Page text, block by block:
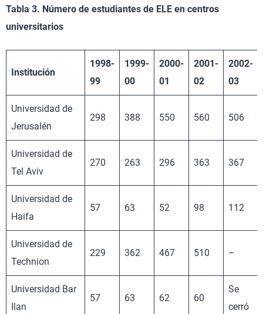
Tabla 3. Número de estudiantes de ELE en centros
universitarios
Institución
1998-
99
1999-
00
2000-
01
2001-
02
2002-
03
Universidad de
Jerusalén
298 388 550 560 506
Universidad de
Tel Aviv
270 263 296 363 367
Universidad de
Haifa
57 63 52 98 112
Universidad de
Technion
229 362 467 510 –
Universidad Bar
Ilan
57 63 62 60
Se
cerró